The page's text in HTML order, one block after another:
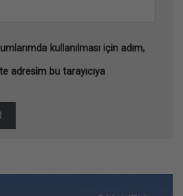
kullanılması için adım,
adresim bu tarayıcıya